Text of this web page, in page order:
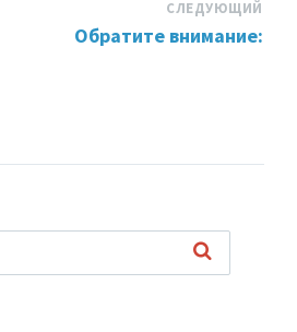
СЛЕДУЮЩИЙ
Обратите внимание: